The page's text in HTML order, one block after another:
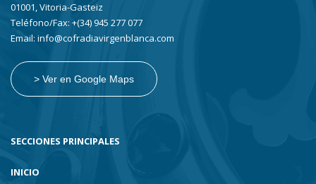
01001, Vitoria-Gasteiz
Teléfono/Fax: +(34) 945 277 077
Email: info@cofradiavirgenblanca.com
> Ver en Google Maps
SECCIONES PRINCIPALES
INICIO